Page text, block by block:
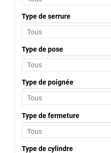
Type de serrure
Type de pose
Type de poignée
Type de fermeture
Type de cylindre